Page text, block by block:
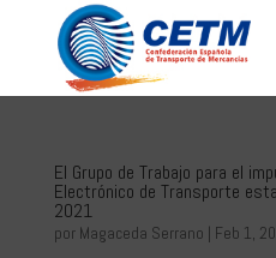
El Grupo de Trabajo para el
Electrónico de Transporte
2021
por Magaceda Serrano | Feb 1,